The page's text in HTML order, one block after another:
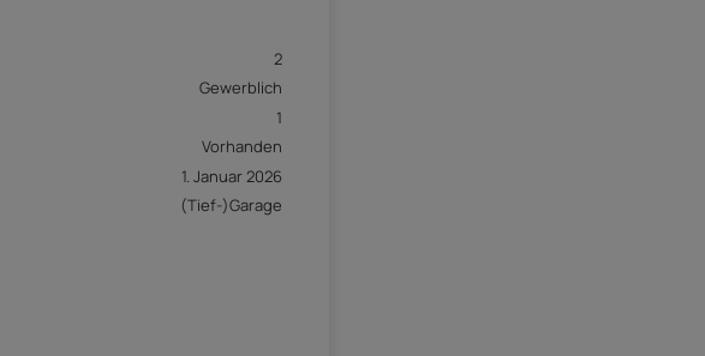
2
Gewerblich
1
Vorhanden
1. Januar 2026
(Tief-)Garage